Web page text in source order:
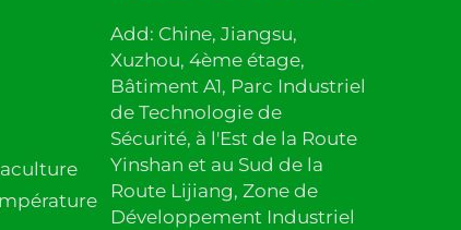
Add: Chine, Jiangsu,
Xuzhou, 4ème étage,
Bâtiment A1, Parc Industriel
de Technologie de
Sécurité, à l'Est de la Route
Yinshan et au Sud de la
Route Lijiang, Zone de
Développement Industriel